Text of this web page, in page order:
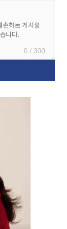
0 / 300